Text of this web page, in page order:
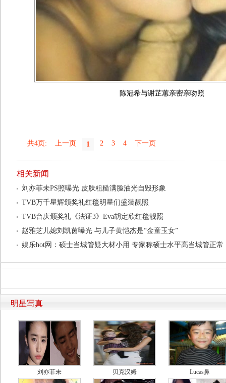
陈冠希与谢芷蕙亲密亲吻照
共4页: 上一页 1 2 3 4 下一页
相关新闻
刘亦菲未PS照曝光 皮肤粗糙满脸油光自毁形象
TVB万千星辉颁奖礼红毯明星们盛装靓照
TVB台庆颁奖礼《法证3》Eva胡定欣红毯靓照
赵雅芝儿媳刘凯茵曝光 与儿子黄恺杰是“金童玉女”
娱乐hot网：硕士当城管疑大材小用 专家称硕士水平高当城管正常
明星写真
刘亦菲未 贝克汉姆 Lucas鼻